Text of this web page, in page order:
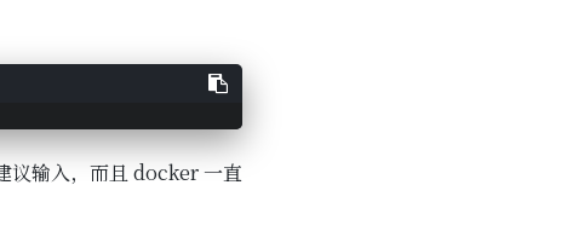
议输入，而且 docker 一直